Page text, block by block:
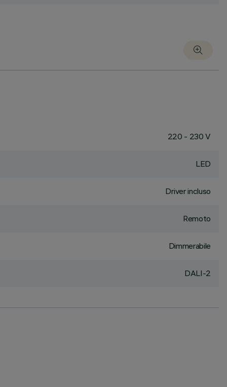
220 - 230 V
LED
Driver incluso
Remoto
Dimmerabile
DALI-2